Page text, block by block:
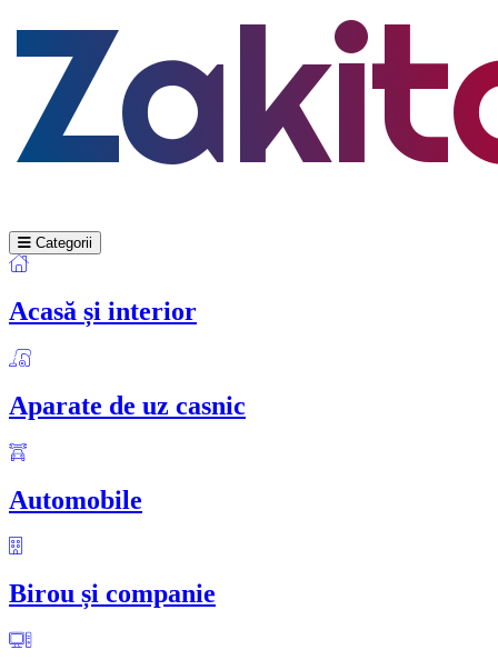
Categorii
Acasă și interior
Aparate de uz casnic
Automobile
Birou și companie